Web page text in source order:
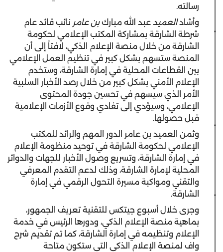
رسالته.
وأشادالعميد عبد الله مباركبن عامر نائب قائد عام
شرطة الشارقة بمشاركة المكتب الإعلامي لحكومة
الشارقة من خلال منصة الإعلام الذكي، لافتاً إلى أن
المنصة ستسهم بشكل كبير في تنظيم العمل الإعلامي
بين القطاعات المحلية في إمارة الشارقة، وستخدم
الإعلام الأمني بشكل كبير من خلال رصد الأخبار السلبية
الأمر الذي سيسهم في تحسين جودة المحتوى
الإعلامي، وسيؤدي إلى تفادي وقوع الأزمات الإعلامية
قبل حصولها.
وثمن العميد بن عامر الدور المهم والرائد للمكتب
الإعلامي لحكومة الشارقة في توحيد منظومة الإعلام
في إمارة الشارقة، وتسريع وصول الأخبار للجهات والدوائر
المحلية لإمارة الشارقة، وذلك لدعم التقدم المعرفي
والتقني ومواكبة مسيرة التحول الرقمي في إمارة
الشارقة.
وجرى خلال أسبوع جيتكس للتقنية تعريف الجمهور،
بماهية منصة الإعلام الذكي، ودورها الرئيس في خدمة
الإعلام وتنظيمه في إمارة الشارقة، كما تم تقديم شرح
واف لمنصة الإعلام الذكي التي ستكون متاحة